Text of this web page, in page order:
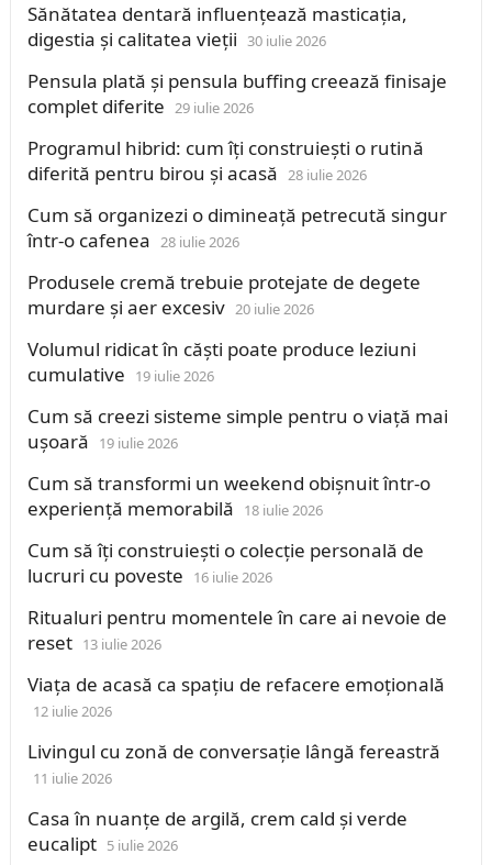
Sănătatea dentară influențează masticația,
digestia și calitatea vieții 30 iulie 2026
Pensula plată și pensula buffing creează finisaje
complet diferite 29 iulie 2026
Programul hibrid: cum îți construiești o rutină
diferită pentru birou și acasă 28 iulie 2026
Cum să organizezi o dimineață petrecută singur
într-o cafenea 28 iulie 2026
Produsele cremă trebuie protejate de degete
murdare și aer excesiv 20 iulie 2026
Volumul ridicat în căști poate produce leziuni
cumulative
19 iulie 2026
Cum să creezi sisteme simple pentru o viață mai
ușoară
19 iulie 2026
Cum să transformi un weekend obișnuit într-o
experiență memorabilă
18 iulie 2026
Cum să îți construiești o colecție personală de
lucruri cu poveste
16 iulie 2026
Ritualuri pentru momentele în care ai nevoie de
reset 13 iulie 2026
Viața de acasă ca spațiu de refacere emoțională
12 iulie 2026
Livingul cu zonă de conversație lângă fereastră
11 iulie 2026
Casa în nuanțe de argilă, crem cald și verde
eucalipt 5 iulie 2026